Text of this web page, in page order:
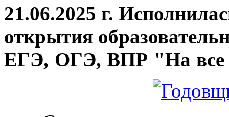
21.06.2025 г.
открытия
ЕГЭ, ОГЭ, ВПР "На все